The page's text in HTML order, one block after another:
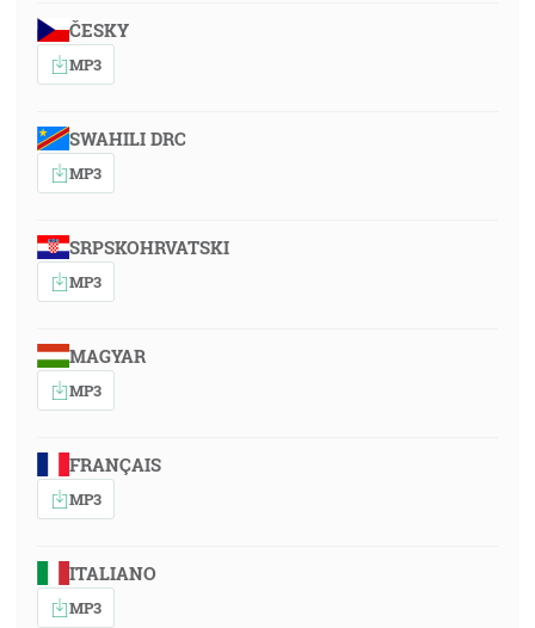
ČESKY
MP3
SWAHILI DRC
MP3
SRPSKOHRVATSKI
MP3
MAGYAR
MP3
FRANÇAIS
MP3
ITALIANO
MP3